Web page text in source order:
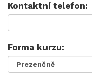
Kontaktní telefon:
Forma kurzu: